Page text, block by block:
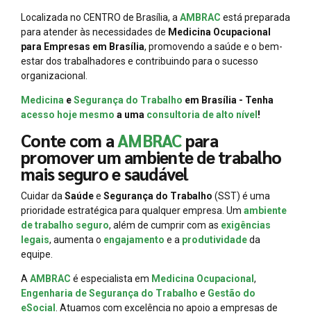
Localizada no CENTRO de Brasília, a AMBRAC está preparada
para atender às necessidades de Medicina Ocupacional
para Empresas em Brasília, promovendo a saúde e o bem-
estar dos trabalhadores e contribuindo para o sucesso
organizacional.
Medicina eSegurança do Trabalho em Brasília - Tenha
acesso hoje mesmo a uma consultoria de alto nível !
Conte com aAMBRACpara
promover um ambiente de trabalho
mais seguro e saudável
Cuidar da Saúdee Segurança do Trabalho (SST) é uma
prioridade estratégica para qualquer empresa. Um ambiente
de trabalho seguro, além de cumprir com as exigências
legais, aumenta o engajamento e a produtividadeda
equipe.
A AMBRAC é especialista em Medicina Ocupacional ,
Engenharia de Segurança do Trabalho e Gestão do
eSocial
. Atuamos com excelência no apoio a empresas de